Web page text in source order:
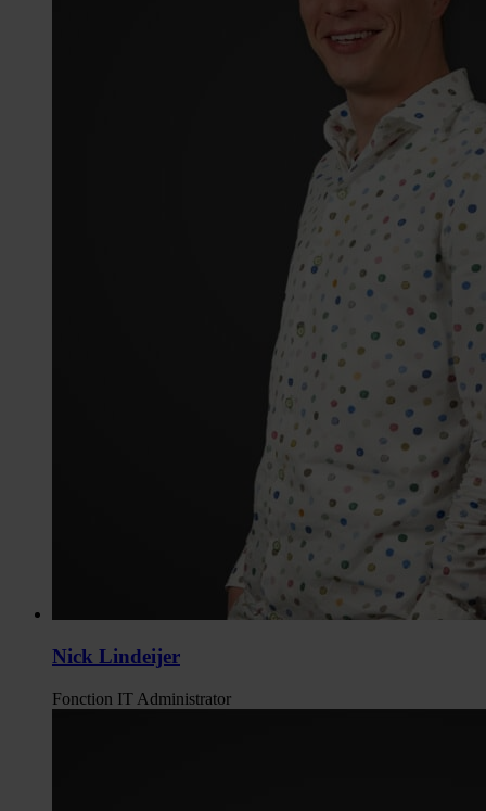
Nick Lindeijer
Fonction IT Administrator